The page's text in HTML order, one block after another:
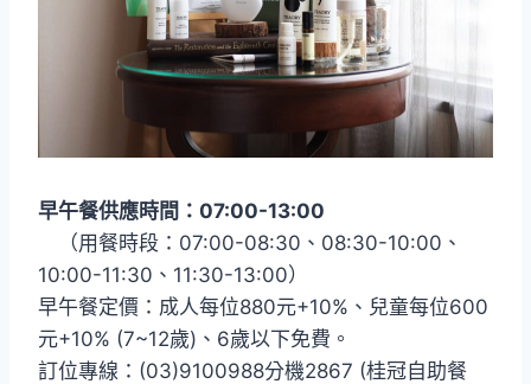
早午餐供應時間：07:00-13:00
（用餐時段：07:00-08:30、08:30-10:00、
10:00-11:30、11:30-13:00）
早午餐定價：成人每位880元+10%、兒童每位600
元+10% (7~12歲)、6歲以下免費。
訂位專線：(03)9100988分機2867 (桂冠自助餐